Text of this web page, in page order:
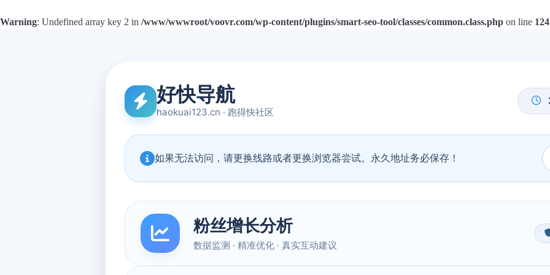
Warning: Undefined array key 2 in /www/wwwroot/voovr.com/wp-content/plugins/smart-seo-tool/classes/common.class.php on line